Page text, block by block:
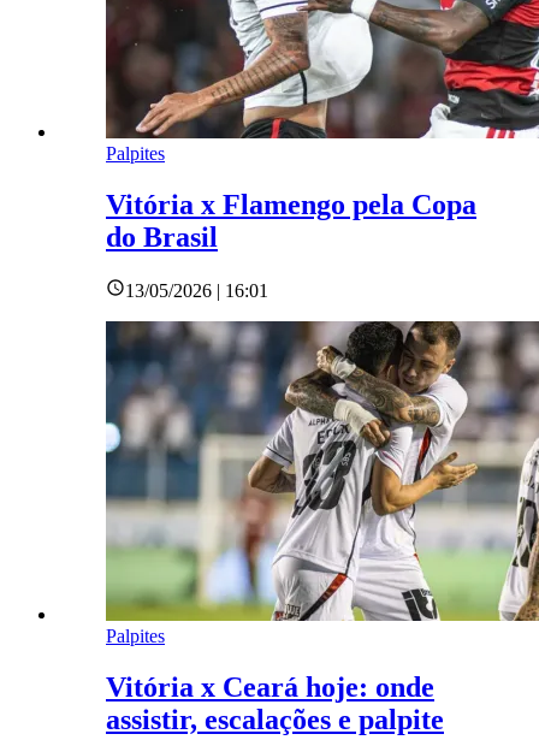
Palpites
Vitória x Flamengo pela Copa
do Brasil
13/05/2026 | 16:01
Palpites
Vitória x Ceará hoje: onde
assistir, escalações e palpite